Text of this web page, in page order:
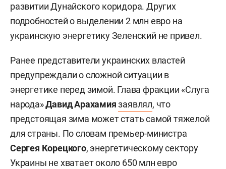
развитии Дунайского коридора. Других
подробностей о выделении 2 млн евро на
украинскую энергетику Зеленский не привел.
Ранее представители украинских властей
предупреждали о сложной ситуации в
энергетике перед зимой. Глава фракции «Слуга
народа»Давид Арахамия заявлял, что
предстоящая зима может стать самой тяжелой
для страны. По словам премьер-министра
Сергея Корецкого, энергетическому сектору
Украины не хватаетоколо 650 млн евро